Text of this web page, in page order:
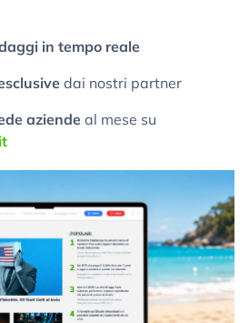
in tempo reale
dai nostri partner
aziendeal mese su